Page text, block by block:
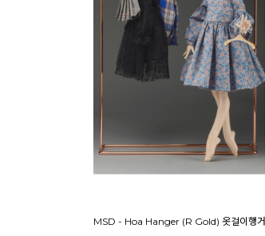
MSD - Hoa Hanger (R Gold) 옷걸이행거